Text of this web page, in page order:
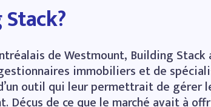
de Westmount, Building Stack
immobiliers et de
outil qui leur permettrait de gérer
Déçus de ce que le marché avait à